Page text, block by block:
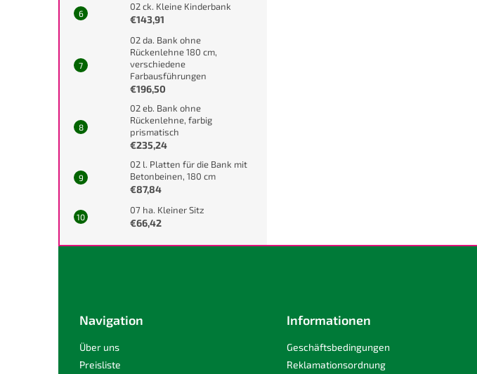
02 ck. Kleine Kinderbank
€143,91
02 da. Bank ohne
Rückenlehne 180 cm,
verschiedene
Farbausführungen
€196,50
02 eb. Bank ohne
Rückenlehne, farbig
prismatisch
€235,24
02 l. Platten für die Bank mit
Betonbeinen, 180 cm
€87,84
07 ha. Kleiner Sitz
€66,42
Navigation
Über uns
Preisliste
Informationen
Geschäftsbedingungen
Reklamationsordnung